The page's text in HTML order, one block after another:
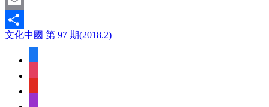
Email
Share
文化中國 第 97 期(2018.2)